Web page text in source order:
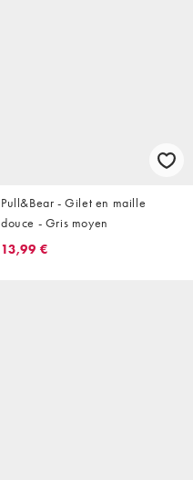
Pull&Bear - Gilet en maille
douce - Gris moyen
13,99 €